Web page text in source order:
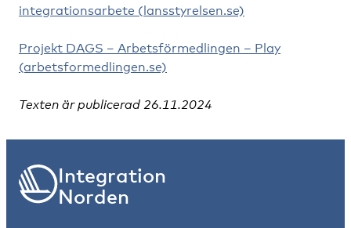
integrationsarbete (lansstyrelsen.se)
Projekt DAGS – Arbetsförmedlingen – Play
(arbetsformedlingen.se)
Texten är publicerad 26.11.2024
Integration
Norden